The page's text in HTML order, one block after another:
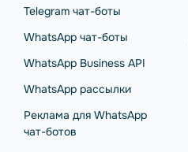
Telegram чат-боты
WhatsApp чат-боты
WhatsApp Business API
WhatsApp рассылки
Реклама для WhatsApp
чат-ботов